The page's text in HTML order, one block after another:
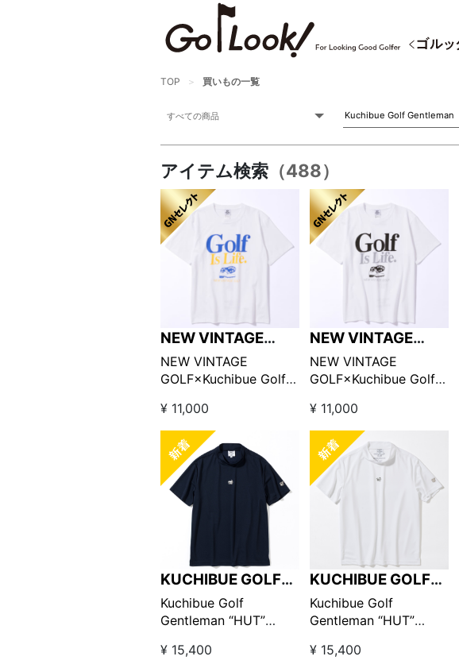
TOP 買いもの一覧
アイテム検索 （488）
NEW VINTAGE
GOLF
NEW VINTAGE
GOLF×Kuchibue Golf
Tee ブルー×イエロー
【GO/LOOK!限定販売】
¥ 11,000
NEW VINTAGE
GOLF
NEW VINTAGE
GOLF×Kuchibue Golf
Tee ブラック×グレー
【GO/LOOK!限定販売】
¥ 11,000
KUCHIBUE GOLF
GENTLEMAN
Kuchibue Golf
Gentleman “HUT”
ックネック ネイビー
¥ 15,400
KUCHIBUE GOLF
GENTLEMAN
Kuchibue Golf
Gentleman “HUT”
ックネック ホワイト
¥ 15,400
GO/LOOK! からのお知らせ
（受信設定）
オトクな情報・買い忘れ通知等を
まだご登録でない方はぜひ！